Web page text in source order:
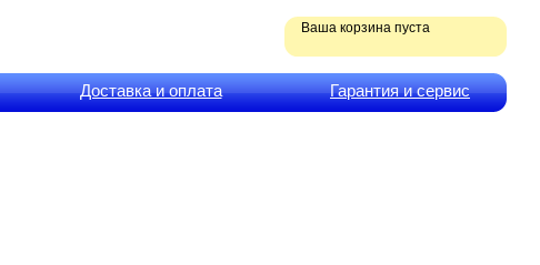
Ваша корзина пуста
Доставка и оплата Гарантия и сервис